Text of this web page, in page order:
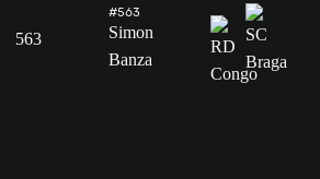
563
#563
Simon
Banza